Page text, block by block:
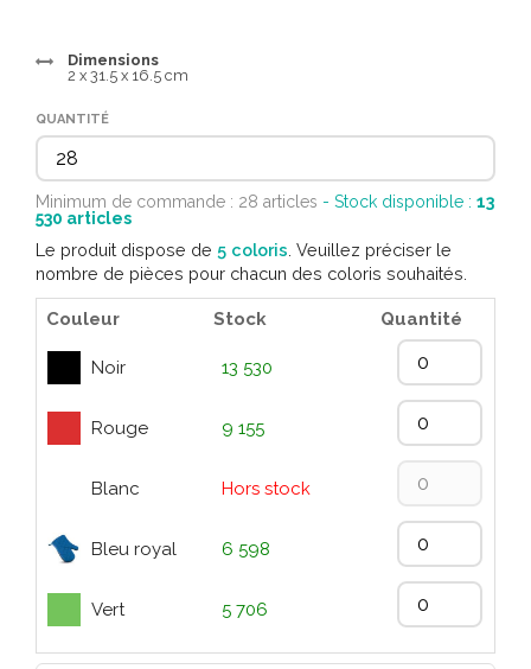
Dimensions
2 x 31.5 x 16.5 cm
QUANTITÉ
Minimum de commande : 28 articles - Stock disponible : 13
530 articles
Le produit dispose de 5 coloris . Veuillez préciser le
nombre de pièces pour chacun des coloris souhaités.
Couleur Stock Quantité
Noir 13 530
Rouge 9 155
Blanc Hors stock
Bleu royal 6 598
Vert 5 706